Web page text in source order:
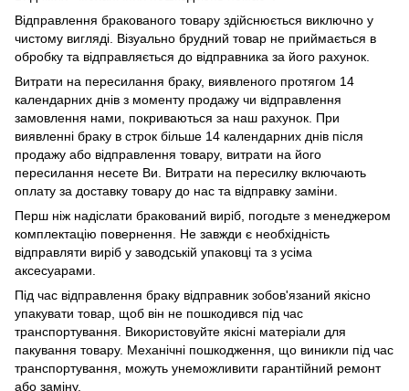
Відправлення бракованого товару здійснюється виключно у
чистому вигляді. Візуально брудний товар не приймається в
обробку та відправляється до відправника за його рахунок.
Витрати на пересилання браку, виявленого протягом 14
календарних днів з моменту продажу чи відправлення
замовлення нами, покриваються за наш рахунок. При
виявленні браку в строк більше 14 календарних днів після
продажу або відправлення товару, витрати на його
пересилання несете Ви. Витрати на пересилку включають
оплату за доставку товару до нас та відправку заміни.
Перш ніж надіслати бракований виріб, погодьте з менеджером
комплектацію повернення. Не завжди є необхідність
відправляти виріб у заводській упаковці та з усіма
аксесуарами.
Під час відправлення браку відправник зобов'язаний якісно
упакувати товар, щоб він не пошкодився під час
транспортування. Використовуйте якісні матеріали для
пакування товару. Механічні пошкодження, що виникли під час
транспортування, можуть унеможливити гарантійний ремонт
або заміну.